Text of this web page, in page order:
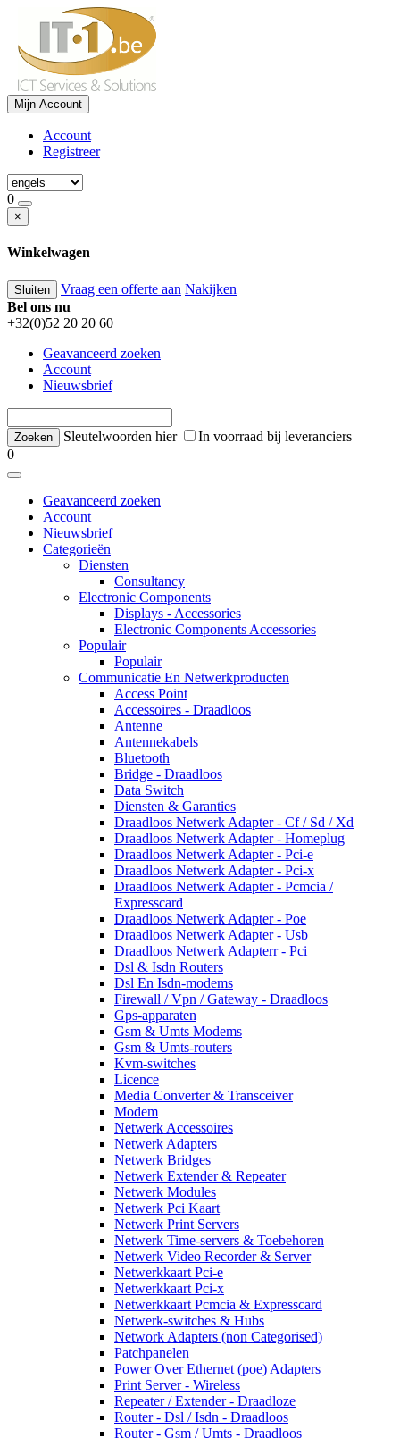
Mijn Account
Account
Registreer
0
×
Winkelwagen
Sluiten Vraag een offerte aan Nakijken
Bel ons nu
+32(0)52 20 20 60
Geavanceerd zoeken
Account
Nieuwsbrief
Sleutelwoorden hier
In voorraad bij leveranciers
0
Geavanceerd zoeken
Account
Nieuwsbrief
Categorieën
Diensten
Consultancy
Electronic Components
Displays - Accessories
Electronic Components Accessories
Populair
Populair
Communicatie En Netwerkproducten
Access Point
Accessoires - Draadloos
Antenne
Antennekabels
Bluetooth
Bridge - Draadloos
Data Switch
Diensten & Garanties
Draadloos Netwerk Adapter - Cf / Sd / Xd
Draadloos Netwerk Adapter - Homeplug
Draadloos Netwerk Adapter - Pci-e
Draadloos Netwerk Adapter - Pci-x
Draadloos Netwerk Adapter - Pcmcia /
Expresscard
Draadloos Netwerk Adapter - Poe
Draadloos Netwerk Adapter - Usb
Draadloos Netwerk Adapterr - Pci
Dsl & Isdn Routers
Dsl En Isdn-modems
Firewall / Vpn / Gateway - Draadloos
Gps-apparaten
Gsm & Umts Modems
Gsm & Umts-routers
Kvm-switches
Licence
Media Converter & Transceiver
Modem
Netwerk Accessoires
Netwerk Adapters
Netwerk Bridges
Netwerk Extender & Repeater
Netwerk Modules
Netwerk Pci Kaart
Netwerk Print Servers
Netwerk Time-servers & Toebehoren
Netwerk Video Recorder & Server
Netwerkkaart Pci-e
Netwerkkaart Pci-x
Netwerkkaart Pcmcia & Expresscard
Netwerk-switches & Hubs
Network Adapters (non Categorised)
Patchpanelen
Power Over Ethernet (poe) Adapters
Print Server - Wireless
Repeater / Extender - Draadloze
Router - Dsl / Isdn - Draadloos
Router - Gsm / Umts - Draadloos